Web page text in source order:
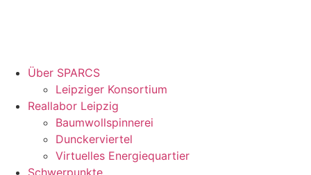
Über SPARCS
Leipziger Konsortium
Reallabor Leipzig
Baumwollspinnerei
Dunckerviertel
Virtuelles Energiequartier